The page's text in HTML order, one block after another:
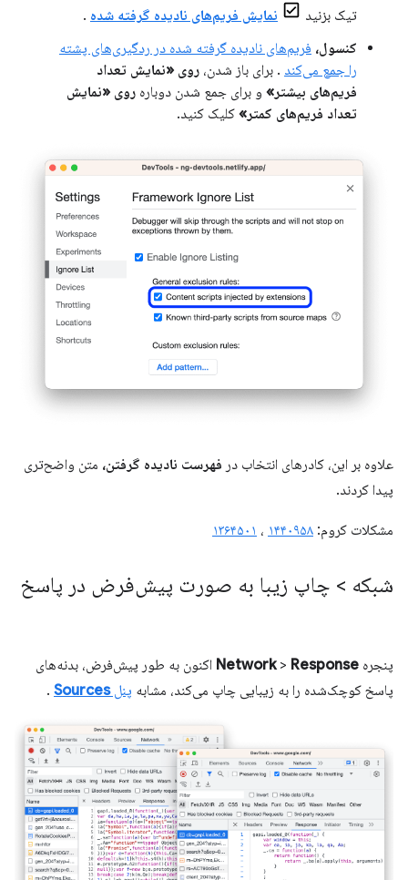
تیک بزنید
نمایش فریم‌های نادیده گرفته شده .
کنسول، فریم‌های نادیده گرفته شده در ردگیری‌های پشته
را جمع می‌کند . برای باز شدن، روی «نمایش تعداد
فریم‌های بیشتر» و برای جمع شدن دوباره روی «نمایش
تعداد فریم‌های کمتر» کلیک کنید.
علاوه بر این، کادرهای انتخاب در فهرست نادیده گرفتن، متن واضح‌تری
پیدا کردند.
مشکلات کروم: ۱۴۴۰۹۵۸ ، ۱۳۶۴۵۰۱
شبکه > چاپ زیبا به صورت پیش‌فرض در پاسخ
پنجره Network> Response
اکنون به طور پیش‌فرض، بدنه‌های
پاسخ کوچک‌شده را به زیبایی چاپ می‌کند، مشابه پنلSources
.